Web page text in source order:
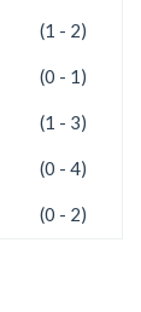
(1 - 2)
(0 - 1)
(1 - 3)
(0 - 4)
(0 - 2)